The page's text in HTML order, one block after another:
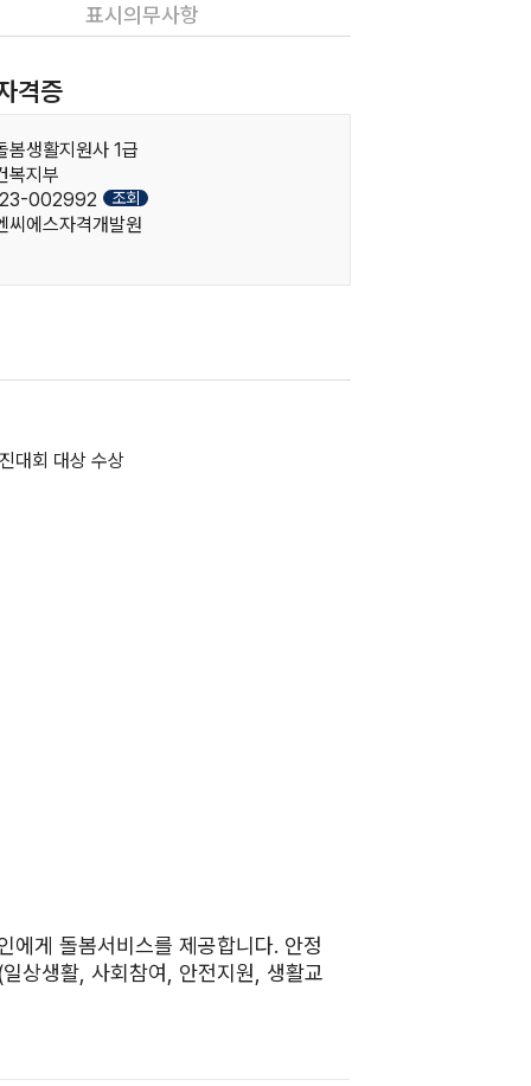
표시의무사항
격증
봄생활지원사 1급
복지부
002992
조회
씨에스자격개발원
대회 대상 수상
에게 돌봄서비스를 제공합니다. 안정
상생활, 사회참여, 안전지원, 생활교